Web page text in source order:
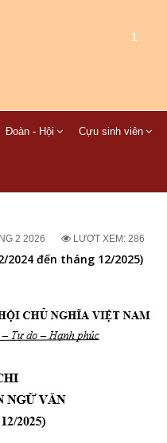
1
Đoàn - Hội Cựu sinh viên
2 2026 LƯỢT XEM: 286
đến tháng 12/2025)